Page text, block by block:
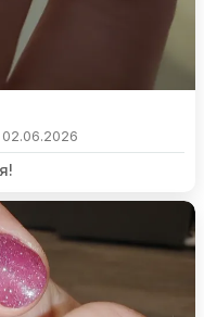
02.06.2026